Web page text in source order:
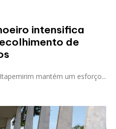
intensifica
de
mantém um esforço...